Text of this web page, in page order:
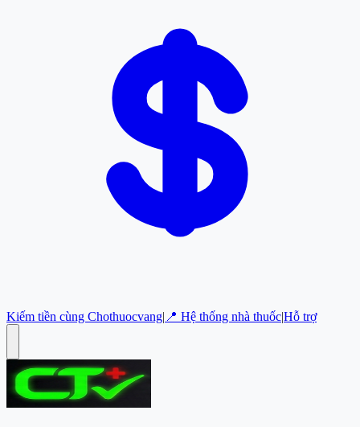
Kiếm tiền cùng Chothuocvang| 📍 Hệ thống nhà thuốc|Hỗ trợ